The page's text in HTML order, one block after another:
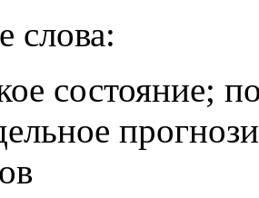
слова:
состояние;